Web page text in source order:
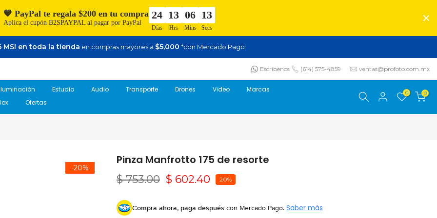
💙 PayPal te regala $200 en tu compra
Aplica el cupón B2SPAYPAL al pagar por PayPal
24
Días
13
Hrs
06
Mins
12
Secs
MSI en toda la tienda en compras mayores a $5,000 *con Mercado Pago
Escríbenos (614) 575-4859 ventas@profoto.com.mx
Estudio Audio Transporte Drones Video
Marcas
Ofertas
0 0
-20%
Pinza Manfrotto 175 de resorte
$ 753.00 $ 602.40 20%
Compra ahora, paga después con Mercado Pago. Saber más